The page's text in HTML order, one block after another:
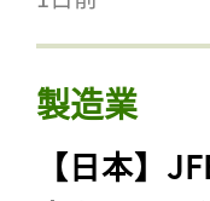
製造業
【日本】